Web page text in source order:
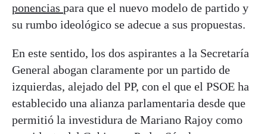
ponencias para que el nuevo modelo de partido y
su rumbo ideológico se adecue a sus propuestas.
En este sentido, los dos aspirantes a la Secretaría
General abogan claramente por un partido de
izquierdas, alejado del PP, con el que el PSOE ha
establecido una alianza parlamentaria desde que
permitió la investidura de Mariano Rajoy como